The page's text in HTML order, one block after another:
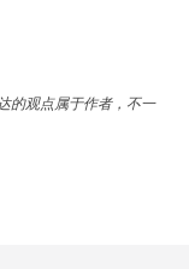
的观点属于作者，不一